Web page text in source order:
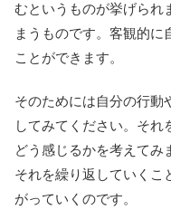
むというものが挙げられ
まうものです。客観的に
ことができます。
そのためには自分の行動
してみてください。そ
どう感じるかを考えてみ
それを繰り返していくこ
がっていくのです。